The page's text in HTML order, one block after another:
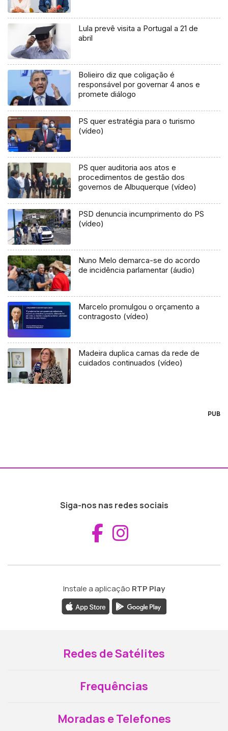
Lula prevê visita a Portugal a 21 de
abril
Bolieiro diz que coligação é
responsável por governar 4 anos e
promete diálogo
PS quer estratégia para o turismo
(vídeo)
PS quer auditoria aos atos e
procedimentos de gestão dos
governos de Albuquerque (vídeo)
PSD denuncia incumprimento do PS
(vídeo)
Nuno Melo demarca-se do acordo
de incidência parlamentar (áudio)
Marcelo promulgou o orçamento a
contragosto (vídeo)
Madeira duplica camas da rede de
cuidados continuados (vídeo)
PUB
Siga-nos nas redes sociais
Aceder ao
Instale a aplicação RTP Play
Redes de Satélites
Frequências
Moradas e Telefones